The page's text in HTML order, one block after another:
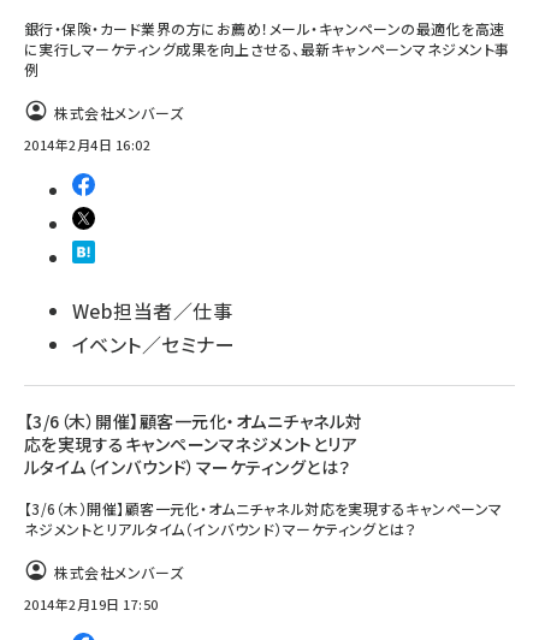
銀行・保険・カード業界の方にお薦め！メール・キャンペーンの最適化を高速
に実行しマーケティング成果を向上させる、最新キャンペーンマネジメント事
例
株式会社メンバーズ
2014年2月4日 16:02
Web担当者／仕事
イベント／セミナー
【3/6（木）開催】顧客一元化・オムニチャネル対
応を実現するキャンペーンマネジメントとリア
ルタイム（インバウンド）マーケティングとは？
【3/6（木）開催】顧客一元化・オムニチャネル対応を実現するキャンペーンマ
ネジメントとリアルタイム（インバウンド）マーケティングとは？
株式会社メンバーズ
2014年2月19日 17:50